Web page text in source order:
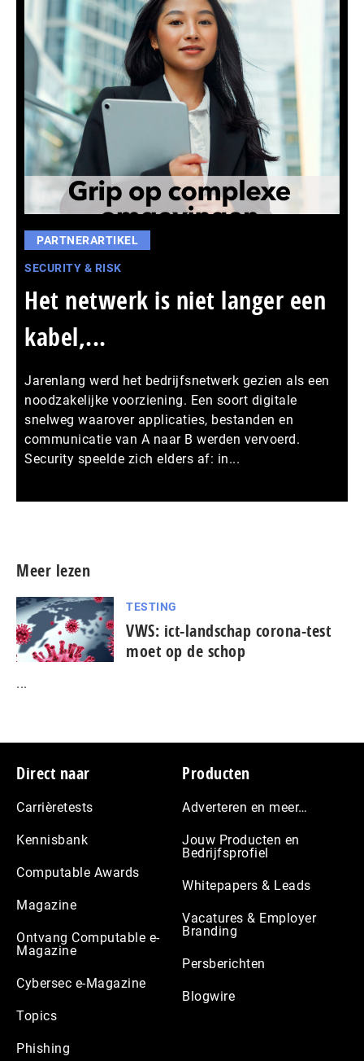
PARTNERARTIKEL
SECURITY & RISK
Het netwerk is niet langer een
kabel,...
Jarenlang werd het bedrijfsnetwerk gezien als een
noodzakelijke voorziening. Een soort digitale
snelweg waarover applicaties, bestanden en
communicatie van A naar B werden vervoerd.
Security speelde zich elders af: in...
Meer lezen
TESTING
VWS: ict-landschap corona-test
moet op de schop
...
Footer
Direct naar
Carrièretests
Kennisbank
Computable Awards
Magazine
Ontvang Computable e-
Magazine
Cybersec e-Magazine
Topics
Phishing
Producten
Adverteren en meer…
Jouw Producten en
Bedrijfsprofiel
Whitepapers & Leads
Vacatures & Employer
Branding
Persberichten
Blogwire